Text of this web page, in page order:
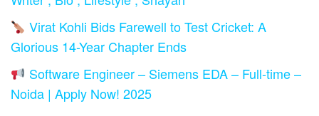
Virat Kohli Bids Farewell to Test Cricket: A
Glorious 14-Year Chapter Ends
Software Engineer – Siemens EDA – Full-time –
Noida | Apply Now! 2025